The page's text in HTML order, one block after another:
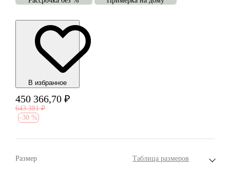
В избранноe
450 366,70 ₽
643 381 ₽
-30 %
Размер Таблица размеров